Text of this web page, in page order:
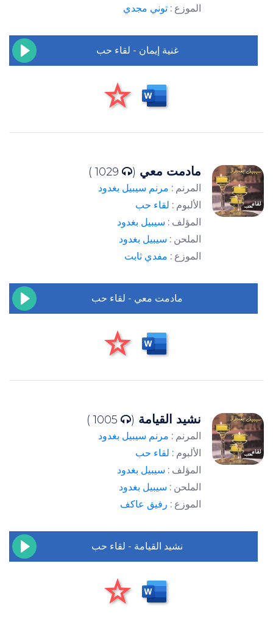
الموزع : توني مجدي
غنية إيمان - لقاء حب
مادمت معي (
المرنم : مرنم سيبيل بغدود
الألبوم : لقاء حب
المؤلف : سيبيل بغدود
الملحن : سيبيل بغدود
الموزع : مفدي ثابت
مادمت معي - لقاء حب
نشيد القيامة (
المرنم : مرنم سيبيل بغدود
الألبوم : لقاء حب
المؤلف : سيبيل بغدود
الملحن : سيبيل بغدود
الموزع : رفيق عاكف
نشيد القيامة - لقاء حب